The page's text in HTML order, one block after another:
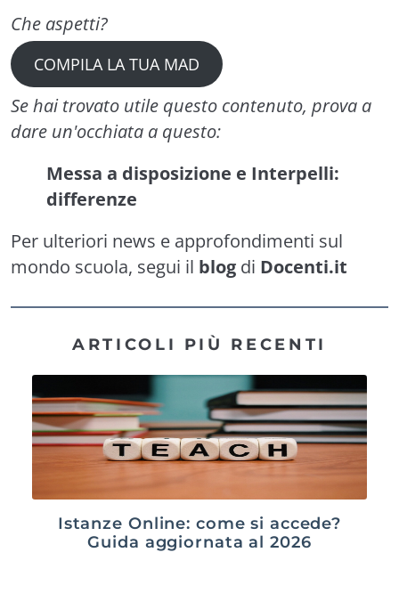
Che aspetti?
COMPILA LA TUA MAD
Se hai trovato utile questo contenuto, prova a
dare un'occhiata a questo:
Messa a disposizione e Interpelli:
differenze
Per ulteriori news e approfondimenti sul
mondo scuola, segui il blog di Docenti.it
ARTICOLI PIÙ RECENTI
Istanze Online: come si accede?
Guida aggiornata al 2026